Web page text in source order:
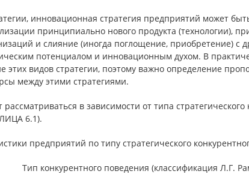
инновационная стратегия предприятий может
принципиально нового продукта (технологии),
и слияние (иногда поглощение, приобретение) с
потенциалом и инновационным духом. В
этих видов стратегии, поэтому важно определение
между этими стратегиями.
рассматриваться в зависимости от типа
6.1).
предприятий по типу стратегического
Тип конкурентного поведения (классификация Л.Г.